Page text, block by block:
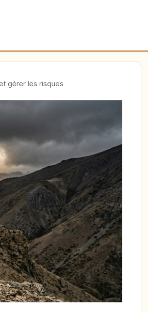
gérer les risques